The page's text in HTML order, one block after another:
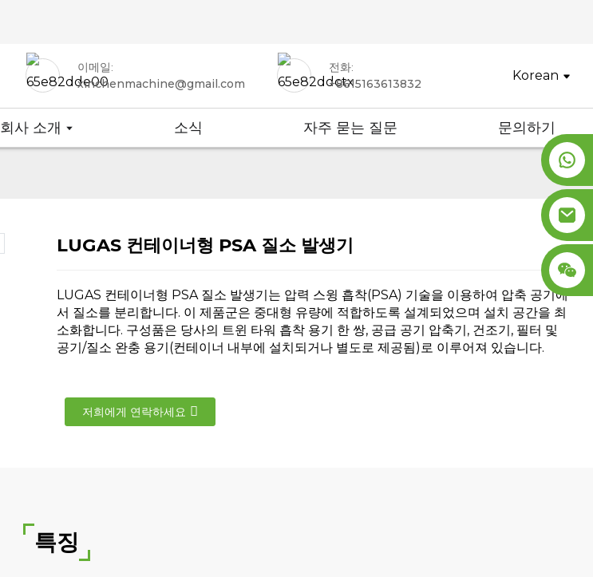
이메일:
xinchenmachine@gmail.com
전화:
+8615163613832
Korean
회사 소개 소식 자주 묻는 질문 문의하기
Loading...
Loading...
LUGAS 컨테이너형 PSA 질소 발생기
LUGAS 컨테이너형 PSA 질소 발생기는 압력 스윙 흡착(PSA) 기술을 이용하여 압축 공기에
서 질소를 분리합니다. 이 제품군은 중대형 유량에 적합하도록 설계되었으며 설치 공간을 최
소화합니다. 구성품은 당사의 트윈 타워 흡착 용기 한 쌍, 공급 공기 압축기, 건조기, 필터 및
공기/질소 완충 용기(컨테이너 내부에 설치되거나 별도로 제공됨)로 이루어져 있습니다.
저희에게 연락하세요
특징